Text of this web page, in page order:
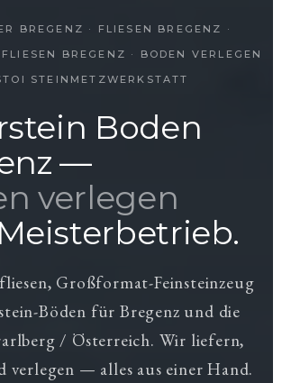
BREGENZ · FLIESEN BREGENZ ·
BREGENZ · BODEN VERLEGEN
STEINMETZWERKSTATT
Boden
—
verlegen
Großformat-Feinsteinzeug
Böden für Bregenz und die
/ Österreich. Wir liefern,
verlegen — alles aus einer Hand.